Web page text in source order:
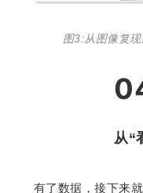
图3:从图像复
从“
有了数据，接下来